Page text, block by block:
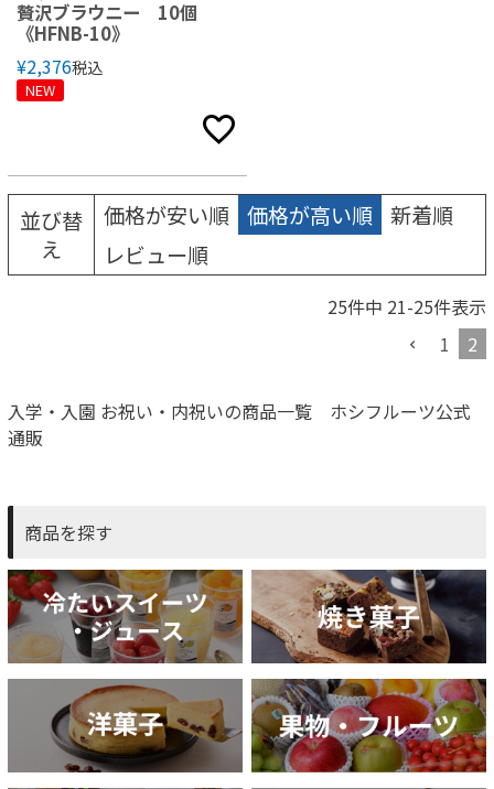
贅沢ブラウニー 10個
《HFNB-10》
¥2,376税込
NEW
並び替
え
価格が安い順 価格が高い順
新着順
レビュー順
25件中 21-25件表示
1
2
入学・入園 お祝い・内祝いの商品一覧 ホシフルーツ公式
通販
商品を探す